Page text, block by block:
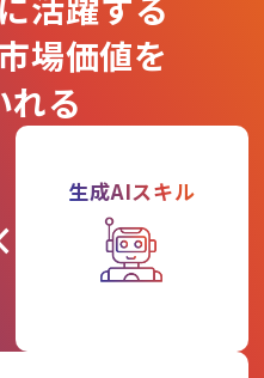
場価値を
れる
生成AIスキル